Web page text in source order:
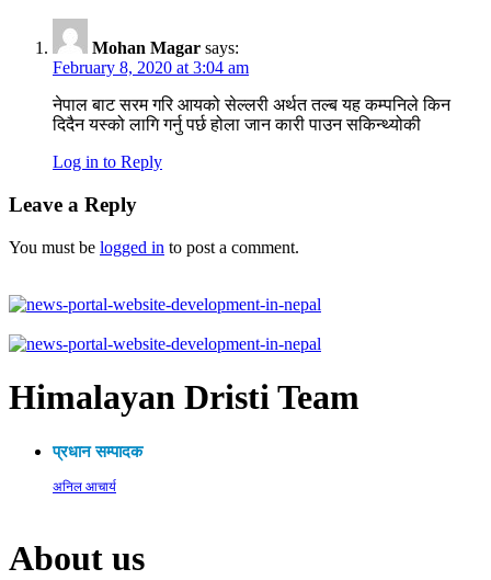
Mohan Magar says:
February 8, 2020 at 3:04 am
नेपाल बाट सरम गरि आयको सेल्लरी अर्थत तल्ब यह कम्पनिले किन
दिदैन यस्को लागि गर्नु पर्छ होला जान कारी पाउन सकिन्थ्योकी
Log in to Reply
Leave a Reply
You must be logged in to post a comment.
Himalayan Dristi Team
प्रधान सम्पादक
अनिल आचार्य
About us